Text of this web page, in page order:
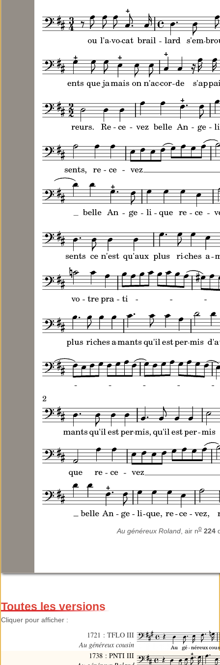
Au généreux Roland, air no 224
Toutes les versions
Cliquer pour afficher :
1721 : TFLO III
Au généreux cousin
1738 : PNTI III